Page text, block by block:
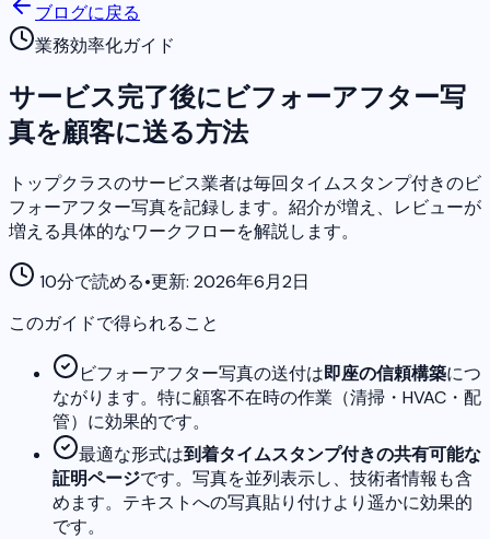
ブログに戻る
業務効率化ガイド
サービス完了後にビフォーアフター写
真を顧客に送る方法
トップクラスのサービス業者は毎回タイムスタンプ付きのビ
フォーアフター写真を記録します。紹介が増え、レビューが
増える具体的なワークフローを解説します。
10分で読める•更新: 2026年6月2日
このガイドで得られること
ビフォーアフター写真の送付は即座の信頼構築につ
ながります。特に顧客不在時の作業（清掃・HVAC・配
管）に効果的です。
最適な形式は到着タイムスタンプ付きの共有可能な
証明ページです。写真を並列表示し、技術者情報も含
めます。テキストへの写真貼り付けより遥かに効果的
です。